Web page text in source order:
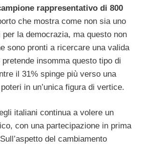
rappresentativo di 800
che mostra come non sia uno
la democrazia, ma questo non
sono pronti a ricercare una valida
insomma questo tipo di
il 31% spinge più verso una
in un’unica figura di vertice.
italiani continua a volere un
con una partecipazione in prima
del cambiamento